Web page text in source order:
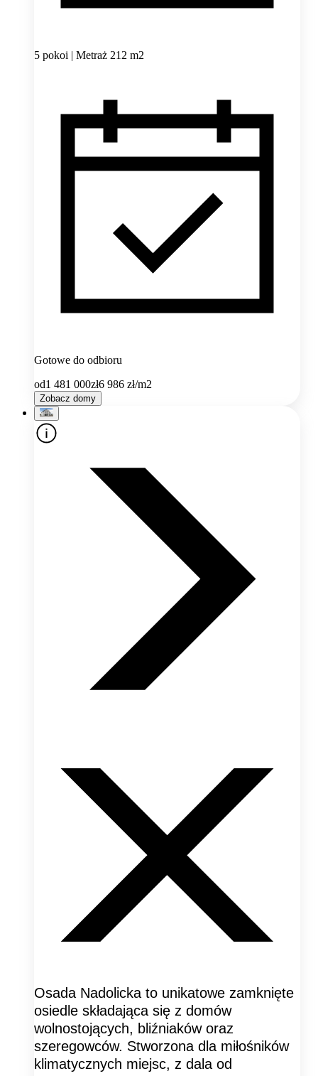
5 pokoi | Metraż 212 m2
Gotowe do odbioru
od1 481 000zł6 986 zł/m2
Zobacz domy
Osada Nadolicka to unikatowe zamknięte
osiedle składająca się z domów
wolnostojących, bliźniaków oraz
szeregowców. Stworzona dla miłośników
klimatycznych miejsc, z dala od